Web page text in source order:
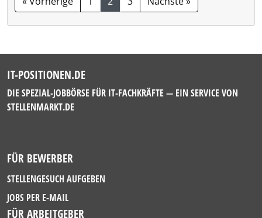
IT-POSITIONEN.DE
DIE SPEZIAL-JOBBÖRSE FÜR IT-FACHKRÄFTE — EIN SERVICE VON
STELLENMARKT.DE
FÜR BEWERBER
STELLENGESUCH AUFGEBEN
JOBS PER E-MAIL
FÜR ARBEITGEBER